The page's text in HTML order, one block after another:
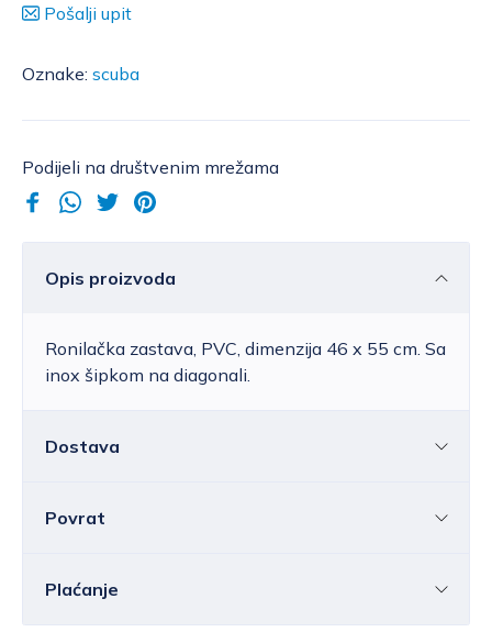
Pošalji upit
Oznake: scuba
Podijeli na društvenim mrežama
Opis proizvoda
Ronilačka zastava, PVC, dimenzija 46 x 55 cm. Sa
inox šipkom na diagonali.
Dostava
Hrvatska
se od 6,25 do 39,15 EUR, ovisno o masi
Povrat
Sve ili pojedine artikle možete vratiti u roku od
14
Plaćanje